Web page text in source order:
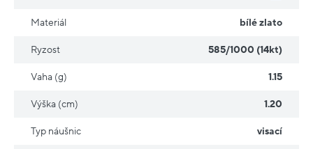
Materiál bílé zlato
Ryzost 585/1000 (14kt)
Vaha (g) 1.15
Výška (cm) 1.20
Typ náušnic visací